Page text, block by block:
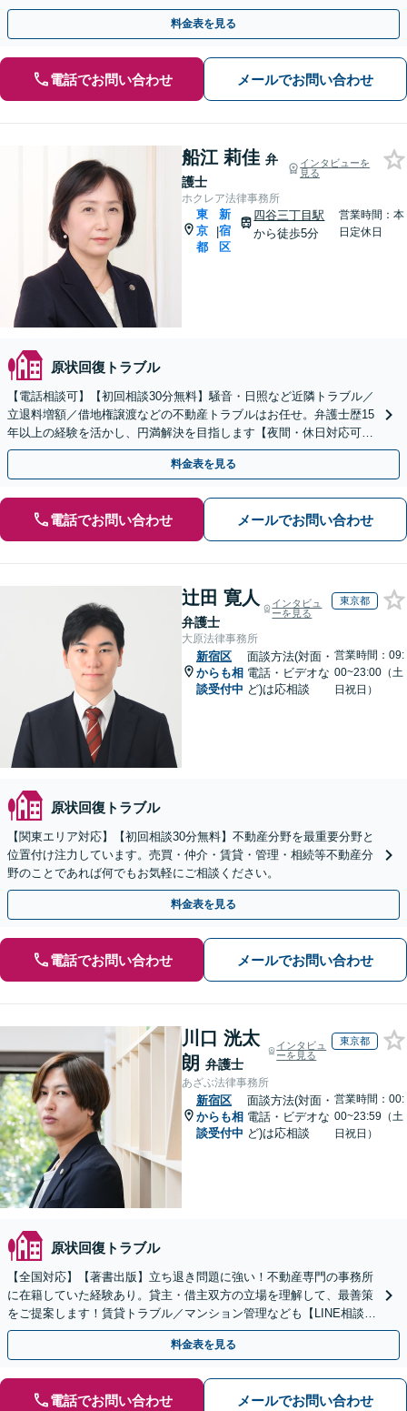
談ください！不動産オーナーの顧問契約もお任せ下さい！
料金表を見る
電話でお問い合わせ メールでお問い合わせ
船江 莉佳 弁
護士
インタビューを
見る
ホクレア法律事務所
東
京
都
|
新
宿
区
四谷三丁目駅
から徒歩5分
営業時間：本
日定休日
原状回復トラブル
【電話相談可】【初回相談30分無料】騒音・日照など近隣トラブル／
立退料増額／借地権譲渡などの不動産トラブルはお任せ。弁護士歴15
年以上の経験を活かし、円満解決を目指します【夜間・休日対応可】
オーナー・管理組合のご相談も【四谷三丁目駅5分】
料金表を見る
電話でお問い合わせ メールでお問い合わせ
辻田 寛人
弁護士
インタビュ
ーを見る
東京都
大原法律事務所
新宿区
からも相
談受付中
面談方法(対面・
電話・ビデオな
ど)は応相談
営業時間：09:
00~23:00（土
日祝日）
原状回復トラブル
【関東エリア対応】【初回相談30分無料】不動産分野を最重要分野と
位置付け注力しています。売買・仲介・賃貸・管理・相続等不動産分
野のことであれば何でもお気軽にご相談ください。
料金表を見る
電話でお問い合わせ メールでお問い合わせ
川口 洸太
朗 弁護士
インタビュ
ーを見る
東京都
あざぶ法律事務所
新宿区
からも相
談受付中
面談方法(対面・
電話・ビデオな
ど)は応相談
営業時間：00:
00~23:59（土
日祝日）
原状回復トラブル
【全国対応】【著書出版】立ち退き問題に強い！不動産専門の事務所
に在籍していた経験あり。貸主・借主双方の立場を理解して、最善策
をご提案します！賃貸トラブル／マンション管理なども【LINE相談可
能】【初回相談30分無料】【土日夜間相談可】
料金表を見る
電話でお問い合わせ メールでお問い合わせ